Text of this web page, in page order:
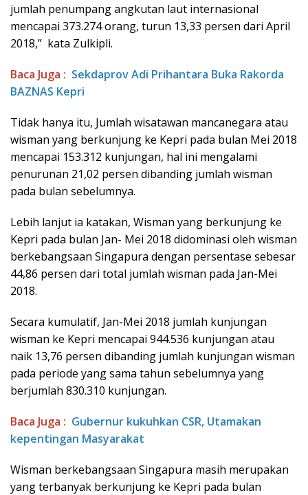
jumlah penumpang angkutan laut internasional
mencapai 373.274 orang, turun 13,33 persen dari April
2018,” kata Zulkipli.
Baca Juga : Sekdaprov Adi Prihantara Buka Rakorda
BAZNAS Kepri
Tidak hanya itu, Jumlah wisatawan mancanegara atau
wisman yang berkunjung ke Kepri pada bulan Mei 2018
mencapai 153.312 kunjungan, hal ini mengalami
penurunan 21,02 persen dibanding jumlah wisman
pada bulan sebelumnya.
Lebih lanjut ia katakan, Wisman yang berkunjung ke
Kepri pada bulan Jan- Mei 2018 didominasi oleh wisman
berkebangsaan Singapura dengan persentase sebesar
44,86 persen dari total jumlah wisman pada Jan-Mei
2018.
Secara kumulatif, Jan-Mei 2018 jumlah kunjungan
wisman ke Kepri mencapai 944.536 kunjungan atau
naik 13,76 persen dibanding jumlah kunjungan wisman
pada periode yang sama tahun sebelumnya yang
berjumlah 830.310 kunjungan.
Baca Juga : Gubernur kukuhkan CSR, Utamakan
kepentingan Masyarakat
Wisman berkebangsaan Singapura masih merupakan
yang terbanyak berkunjung ke Kepri pada bulan